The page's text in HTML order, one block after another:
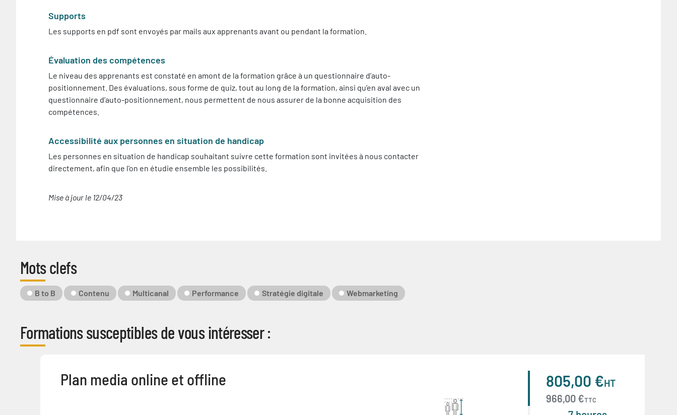
Supports
Les supports en pdf sont envoyés par mails aux apprenants avant ou pendant la formation.
Évaluation des compétences
Le niveau des apprenants est constaté en amont de la formation grâce à un questionnaire d’auto-
positionnement. Des évaluations, sous forme de quiz, tout au long de la formation, ainsi qu’en aval avec un
questionnaire d’auto-positionnement, nous permettent de nous assurer de la bonne acquisition des
compétences.
Accessibilité aux personnes en situation de handicap
Les personnes en situation de handicap souhaitant suivre cette formation sont invitées à nous contacter
directement, afin que l'on en étudie ensemble les possibilités.
Mise à jour le 12/04/23
Mots clefs
Mot-
Clé
B to B Contenu Multicanal Performance Stratégie digitale Webmarketing
Formations susceptibles de vous intéresser :
Plan media online et offline 805,00 €HT
966,00 €TTC